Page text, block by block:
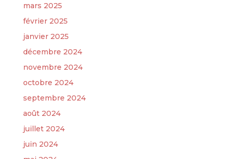
mars 2025
février 2025
janvier 2025
décembre 2024
novembre 2024
octobre 2024
septembre 2024
août 2024
juillet 2024
juin 2024